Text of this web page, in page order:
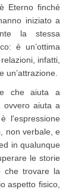
Eterno finché
iniziato a
la stessa
è un’ottima
infatti,
che aiuta a
ovvero aiuta a
l'espressione
non verbale, e
in qualunque
le storie
che trovare la
aspetto fisico,